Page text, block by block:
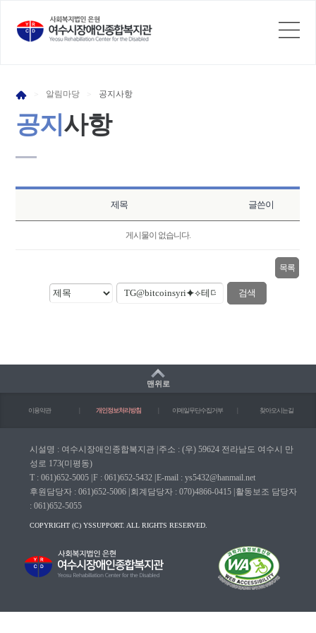
> 알림 마당 > 공지사항
공지 사항
제목 글쓴이
게시물이 없습니다.
목록
검색
맨위로
이용약관 개인정보처리방침 이메일무단수집거부 찾아오시는길
시설명 : 여수시장애인종합복지관 주소 : (우) 59624 전라남도 여수시 만
성로 173(미평동)
T : 061)652-5005 F : 061)652-5432 E-mail : ys5432@hanmail.net
후원담당자 : 061)652-5006 회계담당자 : 070)4866-0415 활동보조 담당자
: 061)652-5055
COPYRIGHT (C) YSSUPPORT. ALL RIGHTS RESERVED.
크(WA인증마크)